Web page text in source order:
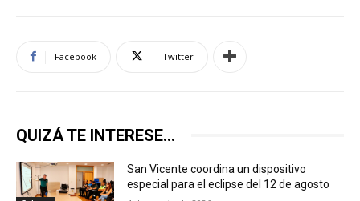
Facebook Twitter
QUIZÁ TE INTERESE...
San Vicente coordina un dispositivo
especial para el eclipse del 12 de agosto